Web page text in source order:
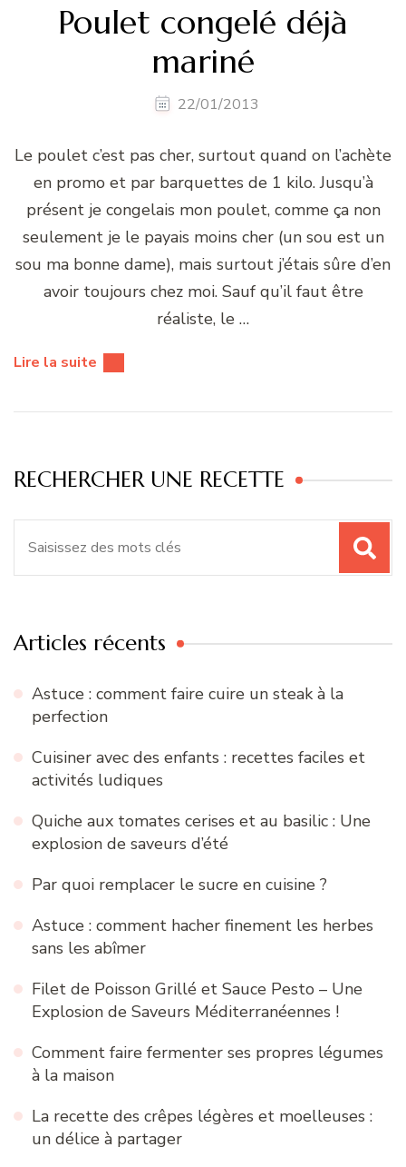
Poulet congelé déjà
mariné
22/01/2013
Le poulet c’est pas cher, surtout quand on l’achète
en promo et par barquettes de 1 kilo. Jusqu’à
présent je congelais mon poulet, comme ça non
seulement je le payais moins cher (un sou est un
sou ma bonne dame), mais surtout j’étais sûre d’en
avoir toujours chez moi. Sauf qu’il faut être
réaliste, le …
Lire la suite
RECHERCHER UNE RECETTE
Articles récents
Astuce : comment faire cuire un steak à la
perfection
Cuisiner avec des enfants : recettes faciles et
activités ludiques
Quiche aux tomates cerises et au basilic : Une
explosion de saveurs d’été
Par quoi remplacer le sucre en cuisine ?
Astuce : comment hacher finement les herbes
sans les abîmer
Filet de Poisson Grillé et Sauce Pesto – Une
Explosion de Saveurs Méditerranéennes !
Comment faire fermenter ses propres légumes
à la maison
La recette des crêpes légères et moelleuses :
un délice à partager